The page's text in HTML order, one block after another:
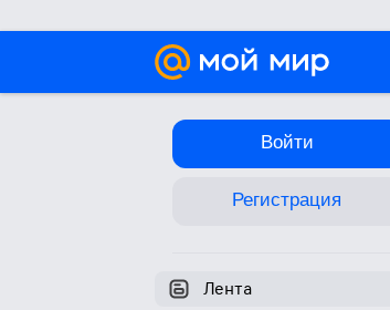
Войти
Регистрация
Лента